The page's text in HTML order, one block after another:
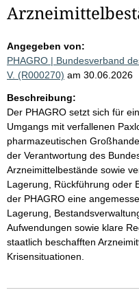
Angegeben von:
PHAGRO | Bundesverband
V. (R000270) am 30.06.2026
Beschreibung:
Der PHAGRO setzt sich für
Umgangs mit verfallenen
pharmazeutischen
der Verantwortung des
Arzneimittelbestände sowie
Lagerung, Rückführung oder
der PHAGRO eine
Lagerung,
Aufwendungen sowie klare
staatlich beschafften
Krisensituationen.